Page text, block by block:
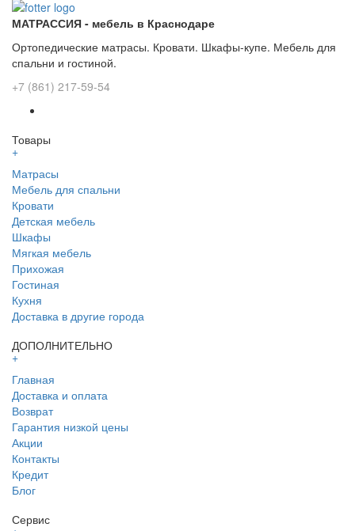
МАТРАССИЯ - мебель в Краснодаре
Ортопедические матрасы. Кровати. Шкафы-купе. Мебель для
спальни и гостиной.
+7 (861) 217-59-54
Товары
+
Матрасы
Мебель для спальни
Кровати
Детская мебель
Шкафы
Мягкая мебель
Прихожая
Гостиная
Кухня
Доставка в другие города
ДОПОЛНИТЕЛЬНО
+
Главная
Доставка и оплата
Возврат
Гарантия низкой цены
Акции
Контакты
Кредит
Блог
Сервис